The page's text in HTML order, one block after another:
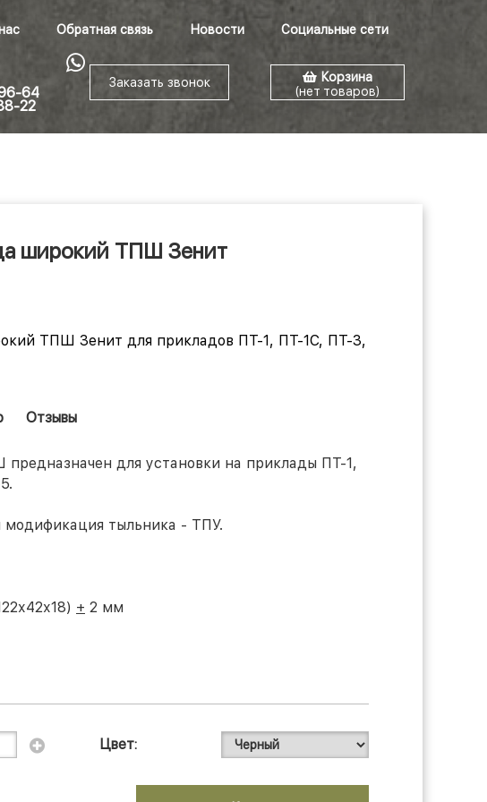
Обратная связь Новости Социальные сети
64
22
Заказать звонок
Корзина
(нет товаров)
широкий ТПШ Зенит
ТПШ Зенит для прикладов ПТ-1, ПТ-1С, ПТ-3,
Отзывы
для установки на приклады ПТ-1,
.
модификация тыльника - ТПУ.
+ 2 мм
Цвет